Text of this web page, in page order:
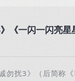
《一闪一闪亮星
扰3》（后简称《